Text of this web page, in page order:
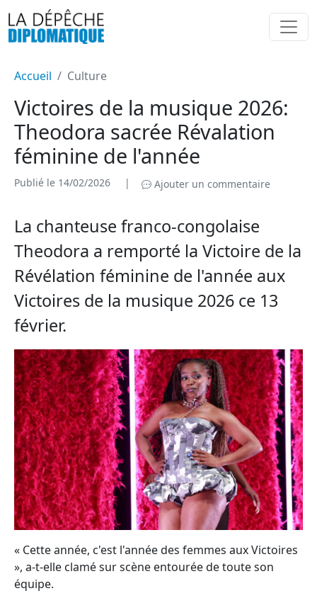
Accueil Culture
Victoires de la musique 2026:
Theodora sacrée Révalation
féminine de l'année
Publié le 14/02/2026 | Ajouter un commentaire
La chanteuse franco-congolaise
Theodora a remporté la Victoire de la
Révélation féminine de l'année aux
Victoires de la musique 2026 ce 13
février.
« Cette année, c'est l'année des femmes aux Victoires
», a-t-elle clamé sur scène entourée de toute son
équipe.